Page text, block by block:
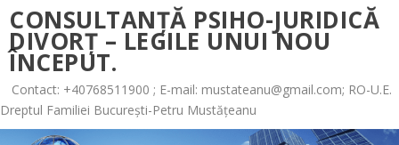
CONSULTANȚĂ PSIHO-JURIDICĂ
DIVORȚ – LEGILE UNUI NOU
ÎNCEPUT.
Contact: +40768511900 ; E-mail: mustateanu@gmail.com; RO-U.E.
Dreptul Familiei București-Petru Mustățeanu